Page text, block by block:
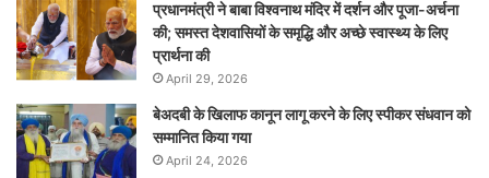
प्रधानमंत्री ने बाबा विश्वनाथ मंदिर में दर्शन और पूजा-अर्चना
की; समस्‍त देशवासियों के समृद्धि और अच्छे स्वास्थ्य के लिए
प्रार्थना की
April 29, 2026
बेअदबी के खिलाफ कानून लागू करने के लिए स्पीकर संधवान को
सम्मानित किया गया
April 24, 2026